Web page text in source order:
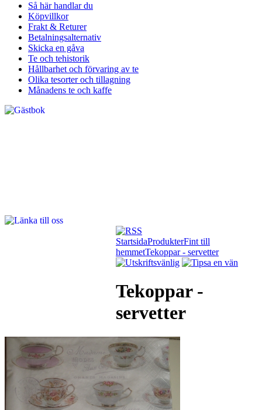
Så här handlar du
Köpvillkor
Frakt & Returer
Betalningsalternativ
Skicka en gåva
Te och tehistorik
Hållbarhet och förvaring av te
Olika tesorter och tillagning
Månadens te och kaffe
StartsidaProdukterFint till
hemmetTekoppar - servetter
Tekoppar -
servetter